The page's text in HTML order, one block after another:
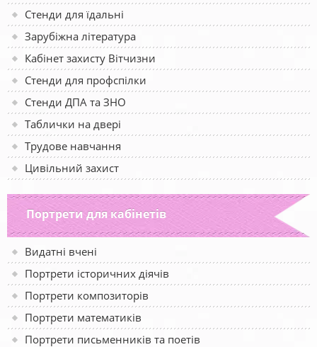
Стенди для їдальні
Зарубіжна література
Кабінет захисту Вітчизни
Стенди для профспілки
Стенди ДПА та ЗНО
Таблички на двері
Трудове навчання
Цивільний захист
Портрети для кабінетів
Видатні вчені
Портрети історичних діячів
Портрети композиторів
Портрети математиків
Портрети письменників та поетів